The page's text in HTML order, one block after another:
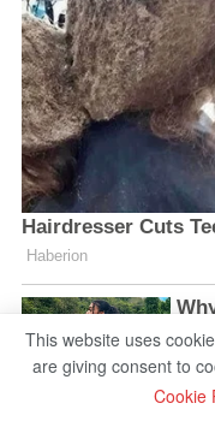
This website uses
are giving consent to
Cookie